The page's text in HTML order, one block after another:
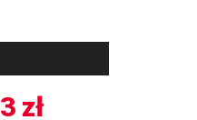
zł